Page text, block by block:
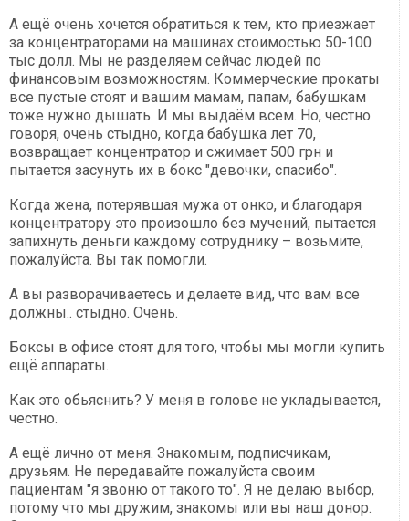
А ещё очень хочется обратиться к тем, кто приезжает
за концентраторами на машинах стоимостью 50-100
тыс долл. Мы не разделяем сейчас людей по
финансовым возможностям. Коммерческие прокаты
все пустые стоят и вашим мамам, папам, бабушкам
тоже нужно дышать. И мы выдаём всем. Но, честно
говоря, очень стыдно, когда бабушка лет 70,
возвращает концентратор и сжимает 500 грн и
пытается засунуть их в бокс "девочки, спасибо".
Когда жена, потерявшая мужа от онко, и благодаря
концентратору это произошло без мучений, пытается
запихнуть деньги каждому сотруднику – возьмите,
пожалуйста. Вы так помогли.
А вы разворачиваетесь и делаете вид, что вам все
должны.. стыдно. Очень.
Боксы в офисе стоят для того, чтобы мы могли купить
ещё аппараты.
Как это обьяснить? У меня в голове не укладывается,
честно.
А ещё лично от меня. Знакомым, подписчикам,
друзьям. Не передавайте пожалуйста своим
пациентам "я звоню от такого то". Я не делаю выбор,
потому что мы дружим, знакомы или вы наш донор.